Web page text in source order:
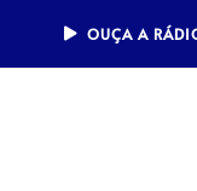
OUÇA A